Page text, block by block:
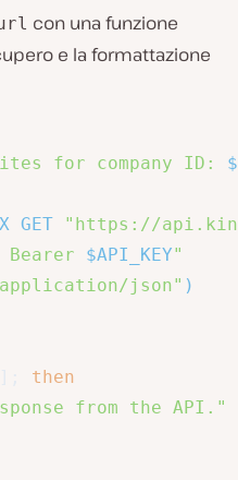
con una funzione
e la formattazione
for company ID:
GET
"https://
$API_KEY"
json" )
then
from the API."